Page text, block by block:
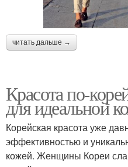
читать дальше →
Красота по-
для идеальной
Корейская красота уже
эффективностью и
кожей. Женщины Кореи